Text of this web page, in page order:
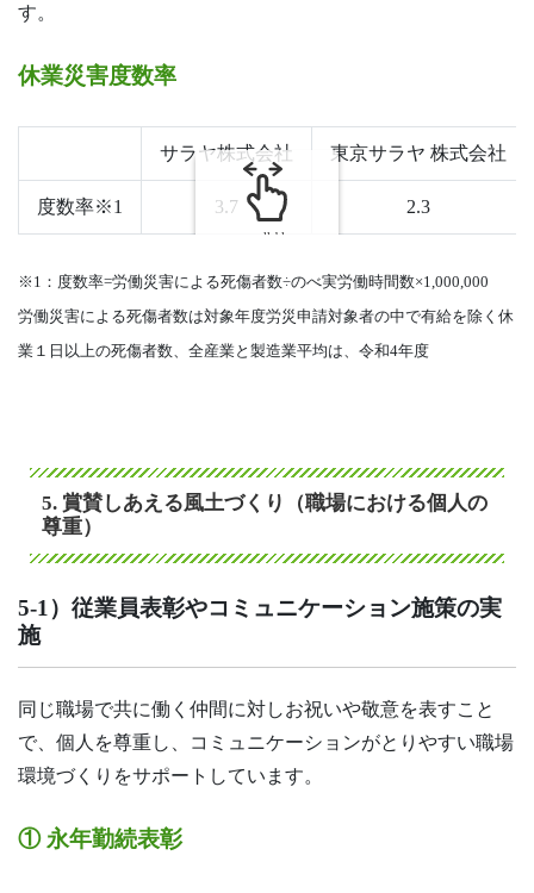
す。
休業災害度数率
サラヤ株式会社 東京サラヤ 株式会社
度数率※1 3.7 2.3
scrollable
※1：度数率=労働災害による死傷者数÷のべ実労働時間数×1,000,000
労働災害による死傷者数は対象年度労災申請対象者の中で有給を除く休
業１日以上の死傷者数、全産業と製造業平均は、令和4年度
5. 賞賛しあえる風土づくり（職場における個人の
尊重）
5-1）従業員表彰やコミュニケーション施策の実
施
同じ職場で共に働く仲間に対しお祝いや敬意を表すこと
で、個人を尊重し、コミュニケーションがとりやすい職場
環境づくりをサポートしています。
① 永年勤続表彰